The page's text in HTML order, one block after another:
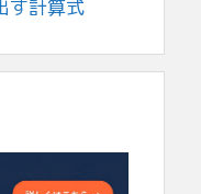
す計算式